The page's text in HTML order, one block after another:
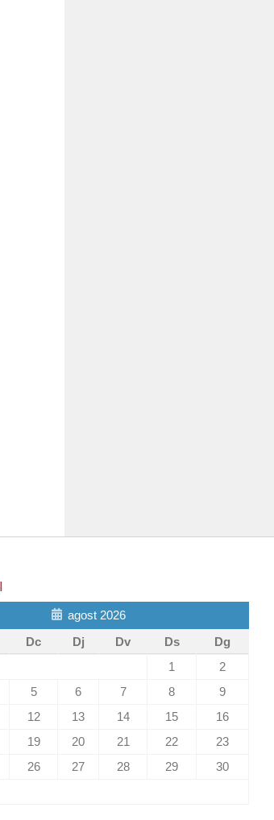
agost 2026
Dc Dj Dv Ds
Dg
1
2
5 6 7 8
9
12 13 14 15
16
19 20 21 22
23
26 27 28 29
30